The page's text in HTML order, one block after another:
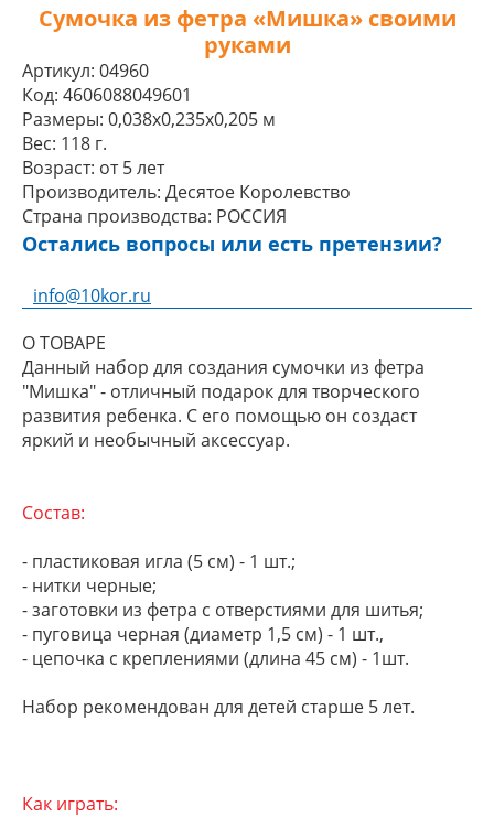
Сумочка из фетра «Мишка» своими
руками
Артикул: 04960
Код: 4606088049601
Размеры: 0,038x0,235x0,205 м
Вес: 118 г.
Возраст: от 5 лет
Производитель: Десятое Королевство
Страна производства: РОССИЯ
Остались вопросы или есть претензии?
info@10kor.ru
О ТОВАРЕ
Данный набор для создания сумочки из фетра
"Мишка" - отличный подарок для творческого
развития ребенка. С его помощью он создаст
яркий и необычный аксессуар.
Состав:
- пластиковая игла (5 см) - 1 шт.;
- нитки черные;
- заготовки из фетра с отверстиями для шитья;
- пуговица черная (диаметр 1,5 см) - 1 шт.,
- цепочка с креплениями (длина 45 см) - 1шт.
Набор рекомендован для детей старше 5 лет.
Как играть: